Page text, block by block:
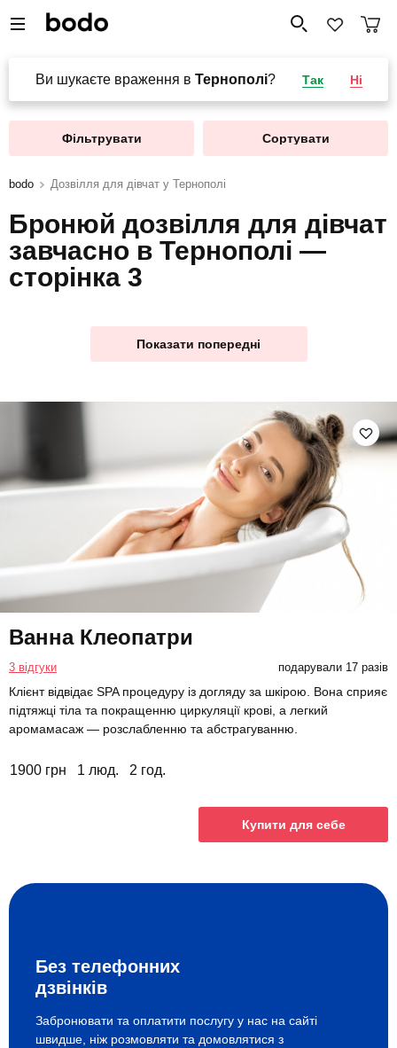
Ви шукаєте враження в Тернополі? Так Ні
Фільтрувати Сортувати
bodo Дозвілля для дівчат у Тернополі
Бронюй дозвілля для дівчат
завчасно в Тернополі —
сторінка 3
Показати попередні
Ванна Клеопатри
3 відгуки подарували 17 разів
Клієнт відвідає SPA процедуру із догляду за шкірою. Вона сприяє
підтяжці тіла та покращенню циркуляції крові, а легкий
аромамасаж — розслабленню та абстрагуванню.
1900 грн 1 люд. 2 год.
Купити для себе
Без телефонних
дзвінків
Забронювати та оплатити послугу у нас на сайті
швидше, ніж розмовляти та домовлятися з